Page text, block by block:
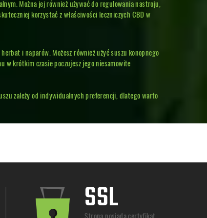
Można jej również używać do regulowania nastroju,
korzystać z właściwości leczniczych CBD w
i naparów. Możesz również użyć suszu konopnego
w krótkim czasie poczujesz jego niesamowite
zależy od indywidualnych preferencji, dlatego warto
SSL
Strona posiada certyfikat